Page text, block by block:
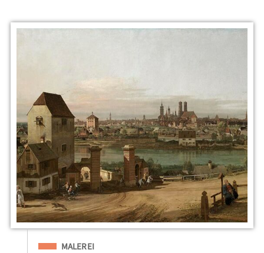
Eingeordnet unter
MALEREI